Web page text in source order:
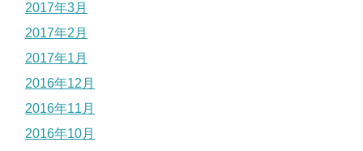
2017年3月
2017年2月
2017年1月
2016年12月
2016年11月
2016年10月